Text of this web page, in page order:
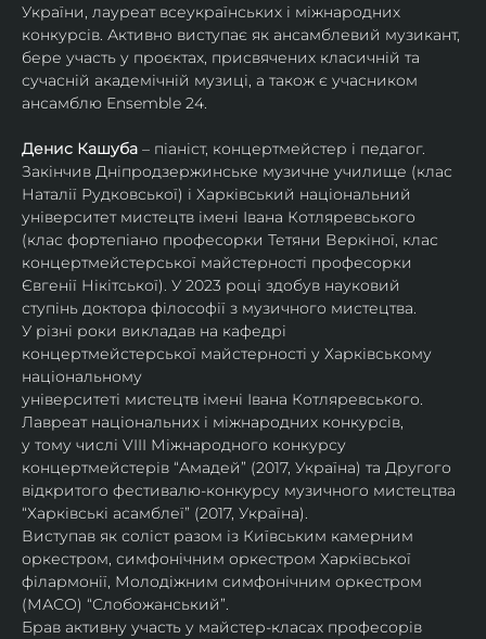
України, лауреат всеукраїнських і міжнародних
конкурсів. Активно виступає як ансамблевий музикант,
бере участь у проєктах, присвячених класичній та
сучасній академічній музиці, а також є учасником
ансамблю Ensemble 24.
Денис Кашуба – піаніст, концертмейстер і педагог.
Закінчив Дніпродзержинське музичне училище (клас
Наталії Рудковської) і Харківський національний
університет мистецтв імені Івана Котляревського
(клас фортепіано професорки Тетяни Веркіної, клас
концертмейстерської майстерності професорки
Євгенії Нікітської). У 2023 році здобув науковий
ступінь доктора філософії з музичного мистецтва.
У різні роки викладав на кафедрі
концертмейстерської майстерності у Харківському
національному
університеті мистецтв імені Івана Котляревського.
Лавреат національних і міжнародних конкурсів,
у тому числі VIII Міжнародного конкурсу
концертмейстерів “Амадей” (2017, Україна) та Другого
відкритого фестивалю-конкурсу музичного мистецтва
“Харківські асамблеї” (2017, Україна).
Виступав як соліст разом із Київським камерним
оркестром, симфонічним оркестром Харківської
філармонії, Молодіжним симфонічним оркестром
(МАСО) “Слобожанський”.
Брав активну участь у майстер-класах професорів